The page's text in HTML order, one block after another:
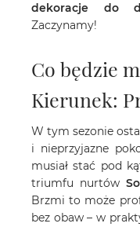
dekoracje do
Zaczynamy!
Co będzie
Kierunek:
W tym sezonie
i nieprzyjazne
musiał stać pod
triumfu nurtów
Brzmi to może
bez obaw – w